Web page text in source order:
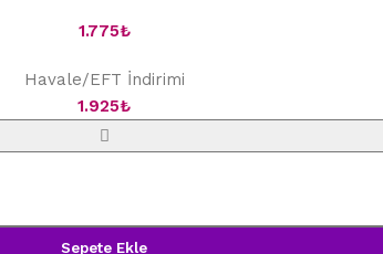
1.775₺
Havale/EFT İndirimi
1.925₺
Sepete Ekle